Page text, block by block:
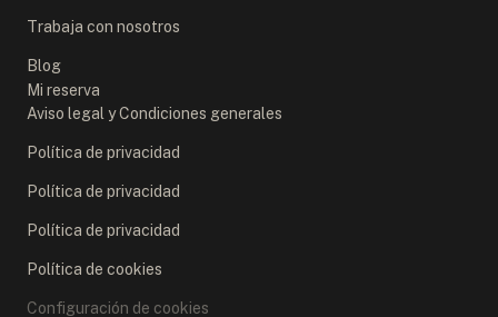
Trabaja con nosotros
Blog
Mi reserva
Aviso legal y Condiciones generales
Política de privacidad
Política de privacidad
Política de privacidad
Política de cookies
Configuración de cookies